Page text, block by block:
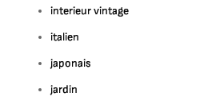
interieur vintage
italien
japonais
jardin